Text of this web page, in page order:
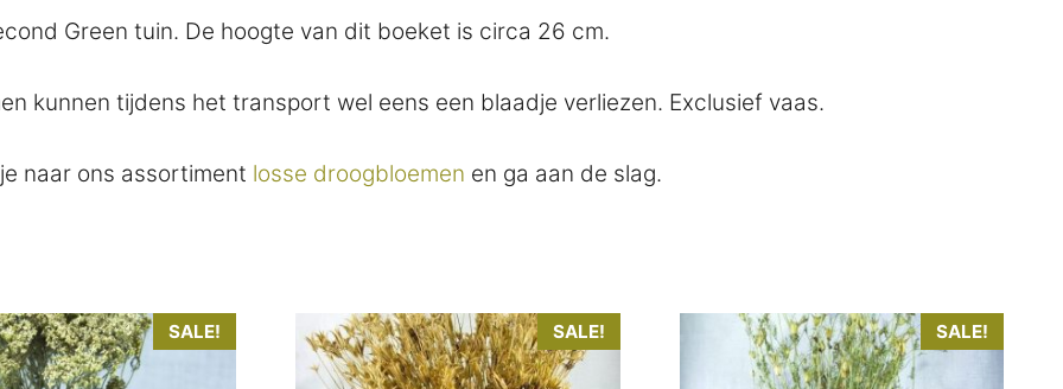
Green tuin. De hoogte van dit boeket is circa 26 cm.
kunnen tijdens het transport wel eens een blaadje verliezen. Exclusief vaas.
naar ons assortiment losse droogbloemen en ga aan de slag.
SALE! SALE! SALE!